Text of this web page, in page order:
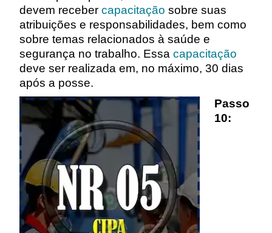
devem recebercapacitação sobre suas
atribuições e responsabilidades, bem como
sobre temas relacionados à saúde e
segurança no trabalho. Essacapacitação
deve ser realizada em, no máximo, 30 dias
após a posse.
Passo
10: